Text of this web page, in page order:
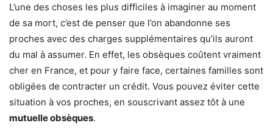
L’une des choses les plus difficiles à imaginer au moment
de sa mort, c’est de penser que l’on abandonne ses
proches avec des charges supplémentaires qu’ils auront
du mal à assumer. En effet, les obsèques coûtent vraiment
cher en France, et pour y faire face, certaines familles sont
obligées de contracter un crédit. Vous pouvez éviter cette
situation à vos proches, en souscrivant assez tôt à une
mutuelle obsèques.